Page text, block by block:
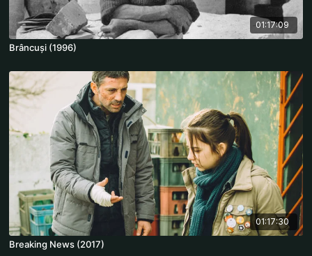
01:17:09
Brâncuși (1996)
01:17:30
Breaking News (2017)